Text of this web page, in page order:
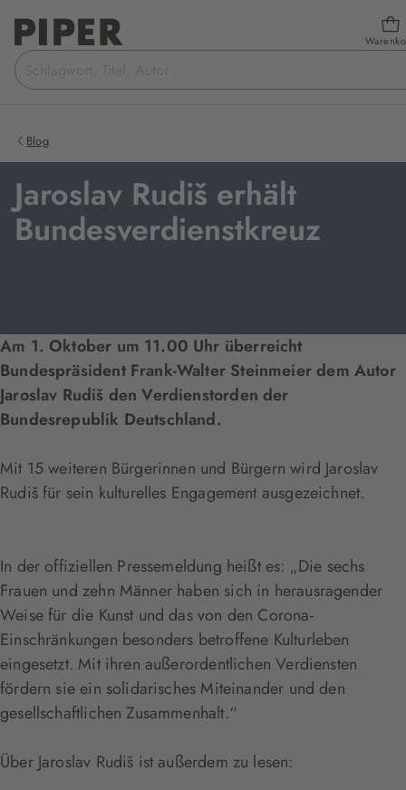
Suchbegriff
eingeben
Blog
Jaroslav Rudiš erhält
Bundesverdienstkreuz
Am 1. Oktober um 11.00 Uhr überreicht
Bundespräsident Frank-Walter Steinmeier dem Autor
Jaroslav Rudiš den Verdienstorden der
Bundesrepublik Deutschland.
Mit 15 weiteren Bürgerinnen und Bürgern wird Jaroslav
Rudiš für sein kulturelles Engagement ausgezeichnet.
In der offiziellen Pressemeldung heißt es: „Die sechs
Frauen und zehn Männer haben sich in herausragender
Weise für die Kunst und das von den Corona-
Einschränkungen besonders betroffene Kulturleben
eingesetzt. Mit ihren außerordentlichen Verdiensten
fördern sie ein solidarisches Miteinander und den
gesellschaftlichen Zusammenhalt.“
Über Jaroslav Rudiš ist außerdem zu lesen: